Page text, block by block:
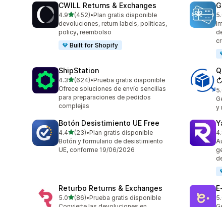
CWILL Returns & Exchanges
4.9de 5 estrellas
(452)
452 reseñas en total
•Plan gratis disponible
devoluciones, return labels, politicas,
policy, reembolso
Built for Shopify
ShipStation
4.3de 5 estrellas
(624)
624 reseñas en total
•Prueba gratis disponible
Ofrece soluciones de envío sencillas
para preparaciones de pedidos
complejas
y
Botón Desistimiento UE Free
4.4de 5 estrellas
(23)
23 reseñas en total
•Plan gratis disponible
Botón y formulario de desistimiento
UE, conforme 19/06/2026
Returbo Returns & Exchanges
5.0de 5 estrellas
(86)
86 reseñas en total
•Prueba gratis disponible